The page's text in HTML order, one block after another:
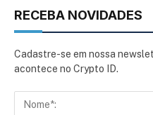
RECEBA NOVIDADES
Cadastre-se em nossa
acontece no Crypto ID.